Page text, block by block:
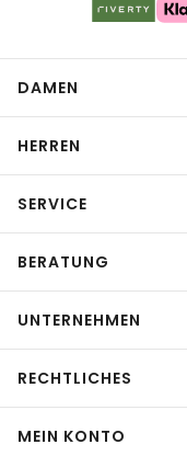
DAMEN
HERREN
SERVICE
BERATUNG
UNTERNEHMEN
RECHTLICHES
MEIN KONTO